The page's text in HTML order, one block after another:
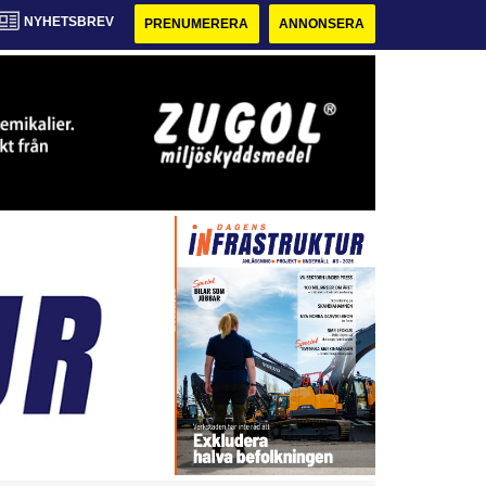
NYHETSBREV PRENUMERERA ANNONSERA